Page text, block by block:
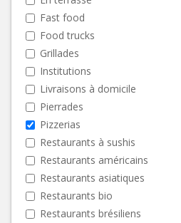
Fast food
Food trucks
Grillades
Institutions
Livraisons à domicile
Pierrades
Pizzerias
Restaurants à sushis
Restaurants américains
Restaurants asiatiques
Restaurants bio
Restaurants brésiliens